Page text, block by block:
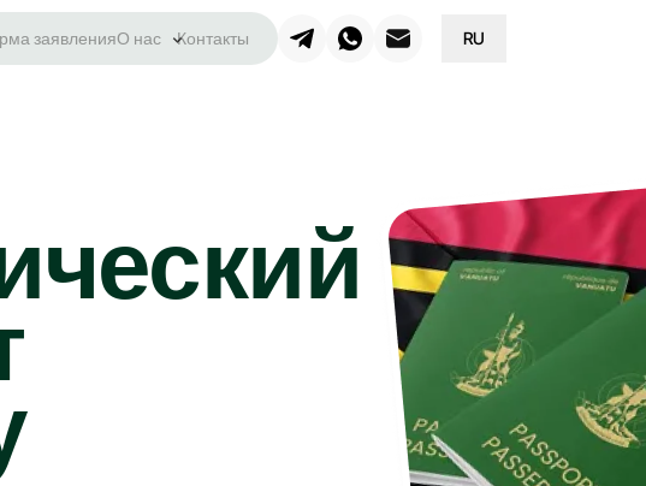
RU
заявленияО нас Контакты